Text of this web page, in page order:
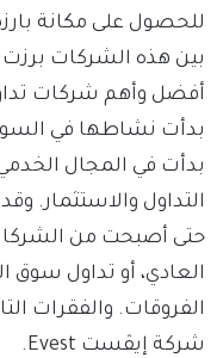
للحصول على مكانة
أفضل وأهم شركات
بدأت نشاطها في
بدأت في المجال
التداول والاستثمار.
حتى أصبحت من
العادي، أو تداول سوق
الفروقات. والفقرات
شركة إيڤست Evest.